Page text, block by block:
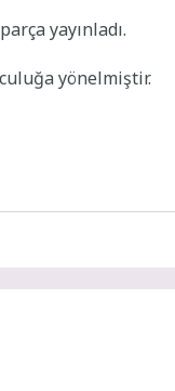
yayınladı.
yönelmiştir.